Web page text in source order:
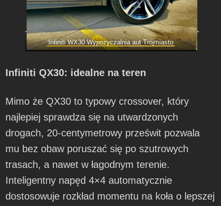
Infiniti WX30 Wypożyczalnia aut Trójmiasto
Infiniti QX30: idealne na teren
Mimo że QX30 to typowy crossover, który
najlepiej sprawdza się na utwardzonych
drogach, 20-centymetrowy prześwit pozwala
mu bez obaw poruszać się po szutrowych
trasach, a nawet w łagodnym terenie.
Inteligentny napęd 4×4 automatycznie
dostosowuje rozkład momentu na koła o lepszej